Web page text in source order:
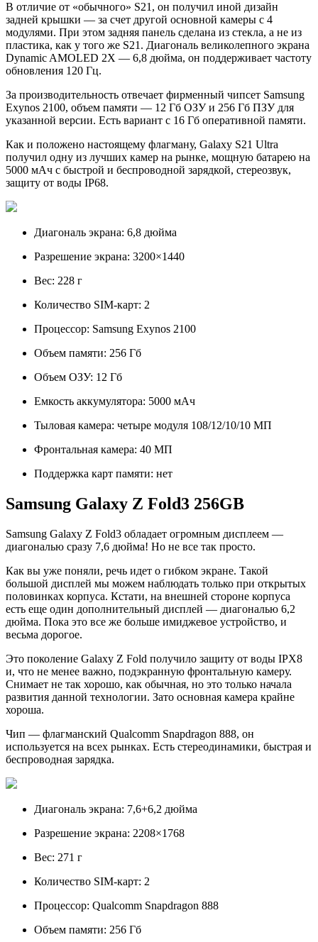
В отличие от «обычного» S21, он получил иной дизайн
задней крышки — за счет другой основной камеры с 4
модулями. При этом задняя панель сделана из стекла, а не из
пластика, как у того же S21. Диагональ великолепного экрана
Dynamic AMOLED 2X — 6,8 дюйма, он поддерживает частоту
обновления 120 Гц.
За производительность отвечает фирменный чипсет Samsung
Exynos 2100, объем памяти — 12 Гб ОЗУ и 256 Гб ПЗУ для
указанной версии. Есть вариант с 16 Гб оперативной памяти.
Как и положено настоящему флагману, Galaxy S21 Ultra
получил одну из лучших камер на рынке, мощную батарею на
5000 мАч с быстрой и беспроводной зарядкой, стереозвук,
защиту от воды IP68.
Диагональ экрана: 6,8 дюйма
Разрешение экрана: 3200×1440
Вес: 228 г
Количество SIM-карт: 2
Процессор: Samsung Exynos 2100
Объем памяти: 256 Гб
Объем ОЗУ: 12 Гб
Емкость аккумулятора: 5000 мАч
Тыловая камера: четыре модуля 108/12/10/10 МП
Фронтальная камера: 40 МП
Поддержка карт памяти: нет
Samsung Galaxy Z Fold3 256GB
Samsung Galaxy Z Fold3 обладает огромным дисплеем —
диагональю сразу 7,6 дюйма! Но не все так просто.
Как вы уже поняли, речь идет о гибком экране. Такой
большой дисплей мы можем наблюдать только при открытых
половинках корпуса. Кстати, на внешней стороне корпуса
есть еще один дополнительный дисплей — диагональю 6,2
дюйма. Пока это все же больше имиджевое устройство, и
весьма дорогое.
Это поколение Galaxy Z Fold получило защиту от воды IPX8
и, что не менее важно, подэкранную фронтальную камеру.
Снимает не так хорошо, как обычная, но это только начала
развития данной технологии. Зато основная камера крайне
хороша.
Чип — флагманский Qualcomm Snapdragon 888, он
используется на всех рынках. Есть стереодинамики, быстрая и
беспроводная зарядка.
Диагональ экрана: 7,6+6,2 дюйма
Разрешение экрана: 2208×1768
Вес: 271 г
Количество SIM-карт: 2
Процессор: Qualcomm Snapdragon 888
Объем памяти: 256 Гб